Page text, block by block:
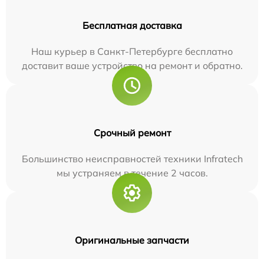
Бесплатная доставка
Наш курьер в Санкт-Петербурге бесплатно
доставит ваше устройство на ремонт и обратно.
Срочный ремонт
Большинство неисправностей техники Infratech
мы устраняем в течение 2 часов.
Оригинальные запчасти